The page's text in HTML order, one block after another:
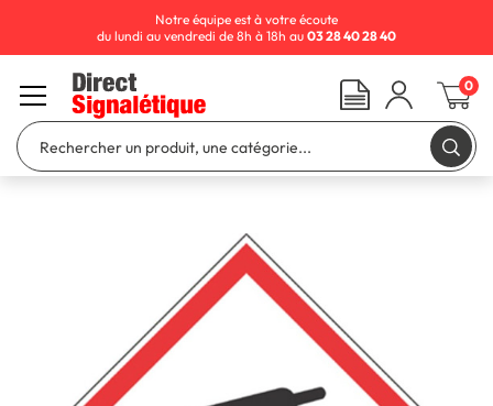
Notre équipe est à votre écoute
du lundi au vendredi de 8h à 18h au 03 28 40 28 40
0